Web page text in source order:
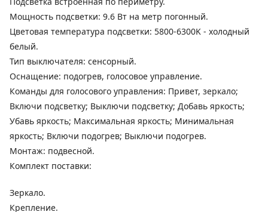
Мощность подсветки: 9.6 Вт на метр погонный.
Цветовая температура подсветки: 5800-6300K - холодный
белый.
Тип выключателя: сенсорный.
Оснащение: подогрев, голосовое управление.
Команды для голосового управления: Привет, зеркало;
Включи подсветку; Выключи подсветку; Добавь яркость;
Убавь яркость; Максимальная яркость; Минимальная
яркость; Включи подогрев; Выключи подогрев.
Монтаж: подвесной.
Комплект поставки:
Зеркало.
Крепление.